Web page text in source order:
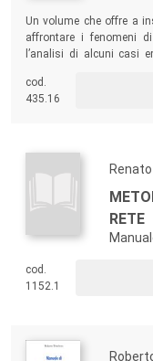
Un volume che offre a
affrontare i fenomeni
l’analisi di alcuni casi
il testo aiuta a
possono essere efficaci.
cod.
435.16
RETE
cod.
1152.1